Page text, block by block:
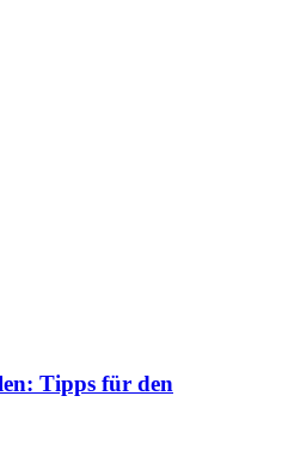
Tipps für den